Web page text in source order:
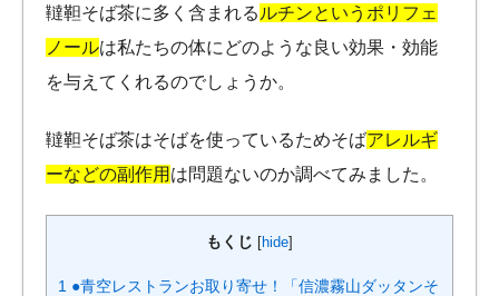
韃靼そば茶に多く含まれる ルチンというポリフェ
ノールは私たちの体にどのような良い効果・効能
を与えてくれるのでしょうか。
韃靼そば茶はそばを使っているためそばアレルギ
ーなどの副作用 は問題ないのか調べてみました。
もくじ hide
1 ●青空レストランお取り寄せ！「信濃霧山ダッタンそ